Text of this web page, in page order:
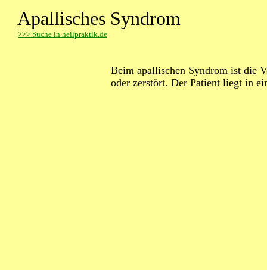
Apallisches Syndrom
>>> Suche in heilpraktik.de
Beim apallischen Syndrom ist die
oder zerstört. Der Patient liegt in